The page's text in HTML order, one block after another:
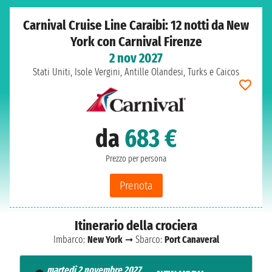
Carnival Cruise Line Caraibi: 12 notti da New
York con Carnival Firenze
2 nov 2027
Stati Uniti, Isole Vergini, Antille Olandesi, Turks e Caicos
da 683 €
Prezzo per persona
Prenota
Itinerario della crociera
Imbarco: New York➞ Sbarco: Port Canaveral